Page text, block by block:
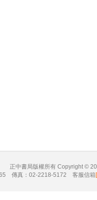
正中書局版權所有 Copyright ©
傳真：02-2218-5172 客服信箱